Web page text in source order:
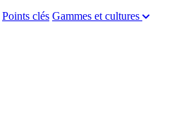
Points clés Gammes et cultures